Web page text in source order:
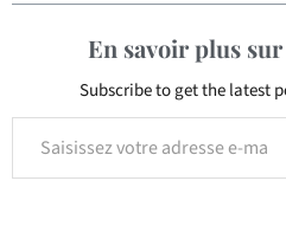
En savoir plus
Subscribe to get the latest